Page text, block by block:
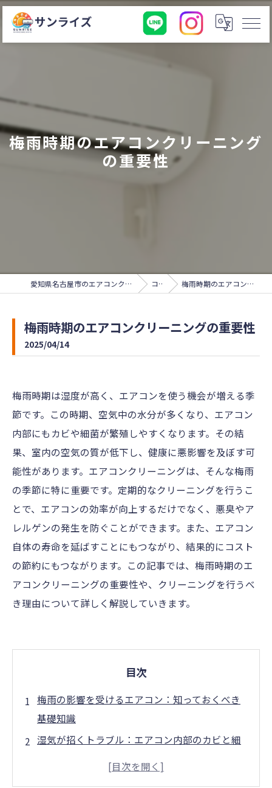
梅雨時期のエアコンクリーニング
の重要性
愛知県名古屋市のエアコンクリーニングならサンライズ コラム 梅雨時期のエアコンクリーニングの重要性
梅雨時期のエアコンクリーニングの重要性
2025/04/14
梅雨時期は湿度が高く、エアコンを使う機会が増える季
節です。この時期、空気中の水分が多くなり、エアコン
内部にもカビや細菌が繁殖しやすくなります。その結
果、室内の空気の質が低下し、健康に悪影響を及ぼす可
能性があります。エアコンクリーニングは、そんな梅雨
の季節に特に重要です。定期的なクリーニングを行うこ
とで、エアコンの効率が向上するだけでなく、悪臭やア
レルゲンの発生を防ぐことができます。また、エアコン
自体の寿命を延ばすことにもつながり、結果的にコスト
の節約にもつながります。この記事では、梅雨時期のエ
アコンクリーニングの重要性や、クリーニングを行うべ
き理由について詳しく解説していきます。
目次
梅雨の影響を受けるエアコン：知っておくべき
基礎知識
湿気が招くトラブル：エアコン内部のカビと細